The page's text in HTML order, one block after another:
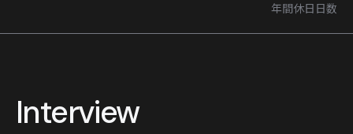
年間休日日数
Interview